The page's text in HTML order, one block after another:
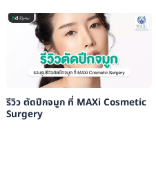
รีวิว ตัดปีกจมูก ที่ MAXi Cosmetic
Surgery